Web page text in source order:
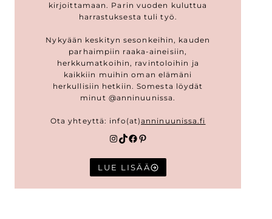
kirjoittamaan. Parin vuoden kuluttua
harrastuksesta tuli työ.
Nykyään keskityn sesonkeihin, kauden
parhaimpiin raaka-aineisiin,
herkkumatkoihin, ravintoloihin ja
kaikkiin muihin oman elämäni
herkullisiin hetkiin. Somesta löydät
minut @anninuunissa.
Ota yhteyttä: info(at)anninuunissa.fi
Instagram
TikTok
Facebook
Pinterest
LUE LISÄÄ